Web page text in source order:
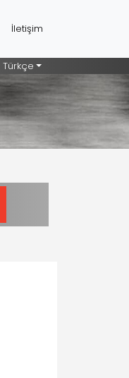
İletişim
Türkçe